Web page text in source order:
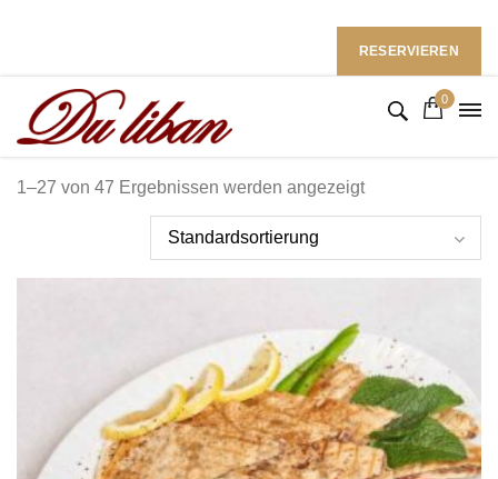
RESERVIEREN
0
1–27 von 47 Ergebnissen werden angezeigt